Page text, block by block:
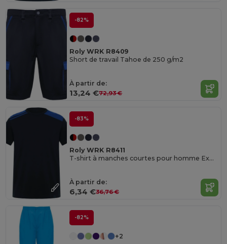
-82%
Roly WRK R8409
Short de travail Tahoe de 250 g/m2
À partir de:
13,24 €72,93 €
-83%
Roly WRK R8411
T-shirt à manches courtes pour homme Expedition de 160 g/m2
À partir de:
6,34 €36,76 €
-82%
+2